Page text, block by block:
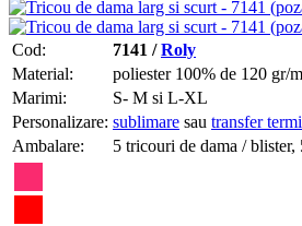
Cod: 7141 /Roly
Material:
poliester 100% de 120 gr/
Marimi:
S- M si L-XL
Personalizare: sublimare sau transfer
Ambalare:
5 tricouri de dama /